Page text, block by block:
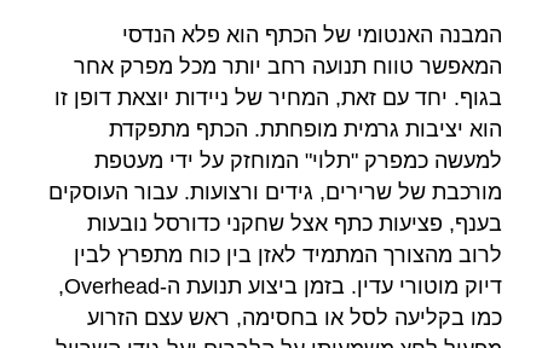
המבנה האנטומי של הכתף הוא פלא הנדסי
המאפשר טווח תנועה רחב יותר מכל מפרק אחר
בגוף. יחד עם זאת, המחיר של ניידות יוצאת דופן זו
הוא יציבות גרמית מופחתת. הכתף מתפקדת
למעשה כמפרק "תלוי" המוחזק על ידי מעטפת
מורכבת של שרירים, גידים ורצועות. עבור העוסקים
בענף, פציעות כתף אצל שחקני כדורסל נובעות
לרוב מהצורך המתמיד לאזן בין כוח מתפרץ לבין
דיוק מוטורי עדין. בזמן ביצוע תנועת ה-Overhead,
כמו בקליעה לסל או בחסימה, ראש עצם הזרוע